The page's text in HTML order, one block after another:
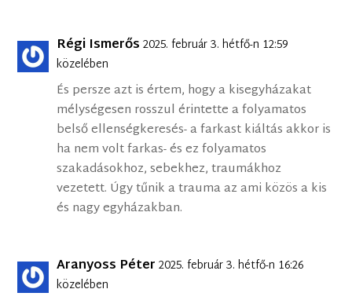
Régi Ismerős 2025. február 3. hétfő-n 12:59
közelében
És persze azt is értem, hogy a kisegyházakat
mélységesen rosszul érintette a folyamatos
belső ellenségkeresés- a farkast kiáltás akkor is
ha nem volt farkas- és ez folyamatos
szakadásokhoz, sebekhez, traumákhoz
vezetett. Úgy tűnik a trauma az ami közös a kis
és nagy egyházakban.
Aranyoss Péter 2025. február 3. hétfő-n 16:26
közelében